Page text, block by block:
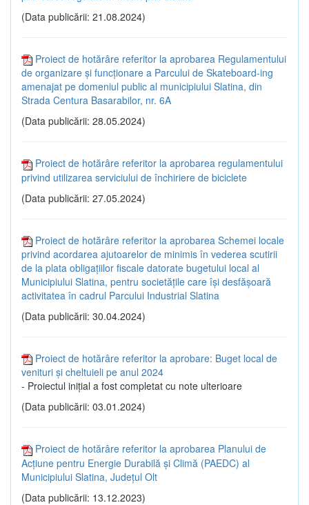
(Data publicării: 21.08.2024)
Proiect de hotărâre referitor la aprobarea Regulamentului
de organizare și funcționare a Parcului de Skateboard-ing
amenajat pe domeniul public al municipiului Slatina, din
Strada Centura Basarabilor, nr. 6A
(Data publicării: 28.05.2024)
Proiect de hotărâre referitor la aprobarea regulamentului
privind utilizarea serviciului de închiriere de biciclete
(Data publicării: 27.05.2024)
Proiect de hotărâre referitor la aprobarea Schemei locale
privind acordarea ajutoarelor de minimis în vederea scutirii
de la plata obligațiilor fiscale datorate bugetului local al
Municipiului Slatina, pentru societățile care își desfășoară
activitatea în cadrul Parcului Industrial Slatina
(Data publicării: 30.04.2024)
Proiect de hotărâre referitor la aprobare: Buget local de
venituri și cheltuieli pe anul 2024
- Proiectul inițial a fost completat cu note ulterioare
(Data publicării: 03.01.2024)
Proiect de hotărâre referitor la aprobarea Planului de
Acțiune pentru Energie Durabilă și Climă (PAEDC) al
Municipiului Slatina, Județul Olt
(Data publicării: 13.12.2023)